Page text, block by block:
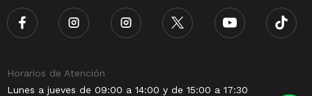
Horarios de Atención
Lunes a jueves de 09:00 a 14:00 y de 15:00 a 17:30